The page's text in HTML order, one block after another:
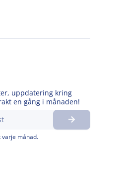
uppdatering kring
en gång i månaden!
Submit
varje månad.